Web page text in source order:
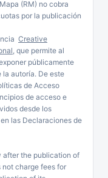
(RM) no cobra
por la publicación
Creative
, que permite al
públicamente
la autoría. De este
de Acceso
de acceso e
desde los
las Declaraciones de
after the publication of
not charge fees for